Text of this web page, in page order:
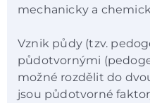
mechanicky a
Vznik půdy (tzv.
půdotvornými
možné rozdělit do
jsou půdotvorné